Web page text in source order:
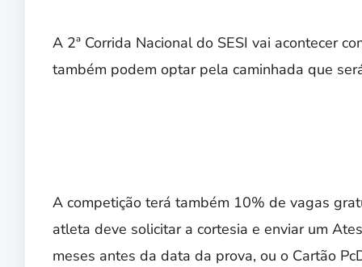
A 2ª Corrida Nacional do SESI vai acontecer
também podem optar pela caminhada que
A competição terá também 10% de vagas
atleta deve solicitar a cortesia e enviar um
meses antes da data da prova, ou o Cartão